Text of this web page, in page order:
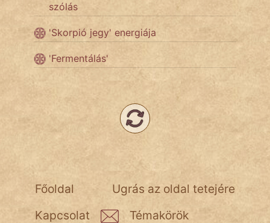
Népszerű szerzőink:
cinege
Jób Gedeon
mikkamakka
vörös ördög
szólás
'Skorpió jegy' energiája
'Fermentálás'
Ugrás az oldal tetejére
Főoldal
Kapcsolat
Témakörök